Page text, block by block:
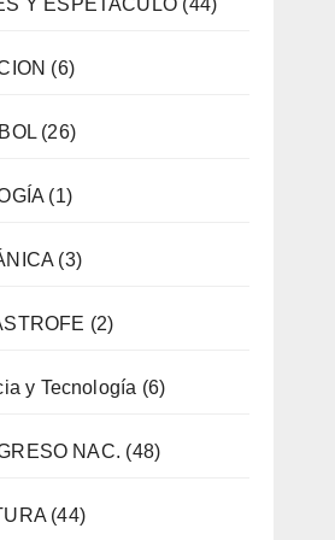
(6)
(26)
(1)
(3)
(2)
y Tecnología (6)
NAC. (48)
(44)